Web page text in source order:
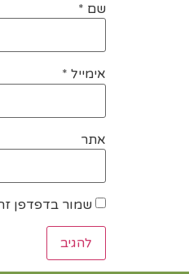
שם *
אימייל *
אתר
שמור בדפדפן